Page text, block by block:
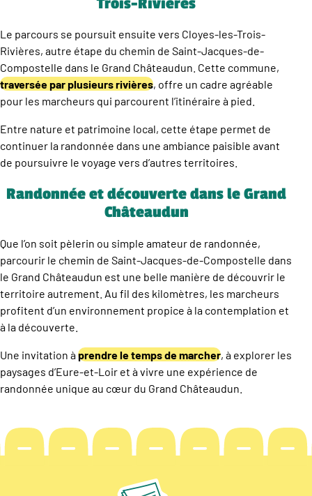
Le parcours se poursuit ensuite vers Cloyes-les-Trois-
Rivières, autre étape du chemin de Saint-Jacques-de-
Compostelle dans le Grand Châteaudun. Cette commune,
traversée par plusieurs rivières, offre un cadre agréable
pour les marcheurs qui parcourent l’itinéraire à pied.
Entre nature et patrimoine local, cette étape permet de
continuer la randonnée dans une ambiance paisible avant
de poursuivre le voyage vers d’autres territoires.
Randonnée et découverte dans le Grand
Châteaudun
Que l’on soit pèlerin ou simple amateur de randonnée,
parcourir le chemin de Saint-Jacques-de-Compostelle dans
le Grand Châteaudun est une belle manière de découvrir le
territoire autrement. Au fil des kilomètres, les marcheurs
profitent d’un environnement propice à la contemplation et
à la découverte.
Une invitation àprendre le temps de marcher, à explorer les
paysages d’Eure-et-Loir et à vivre une expérience de
randonnée unique au cœur du Grand Châteaudun.